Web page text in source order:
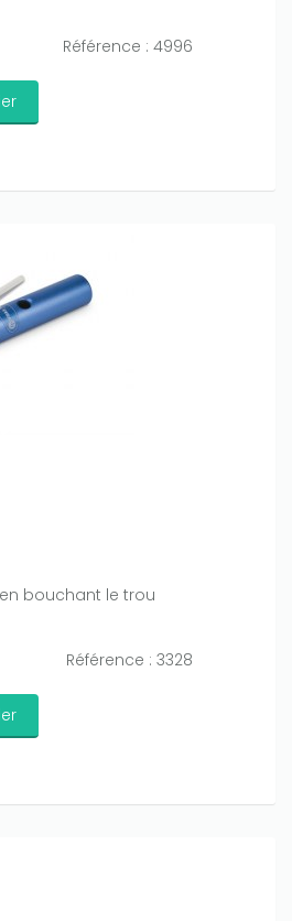
Référence : 4996
bouchant le trou
Référence : 3328